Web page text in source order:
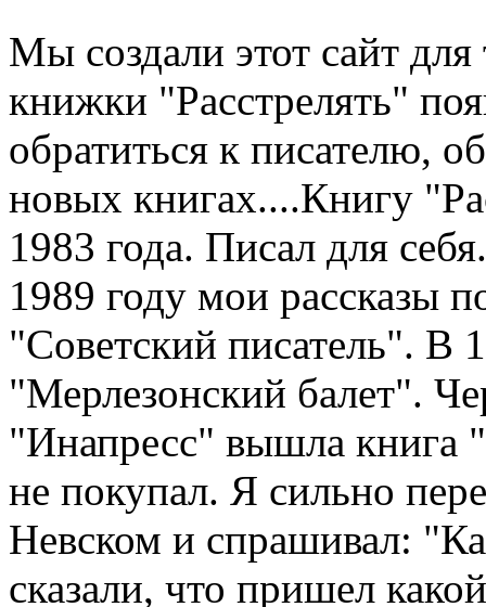
Мы создали этот сайт
книжки "Расстрелять"
обратиться к писателю,
новых книгах....Книгу
1983 года. Писал для
1989 году мои рассказы
"Советский писатель". В
"Мерлезонский балет".
"Инапресс" вышла книга
не покупал. Я сильно
Невском и спрашивал:
сказали, что пришел